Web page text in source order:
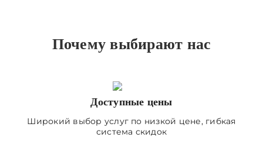
Почему выбирают нас
Доступные цены
Широкий выбор услуг по низкой цене, гибкая
система скидок